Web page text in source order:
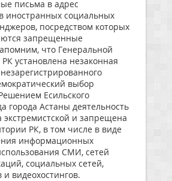
письма в адрес
иностранных социальных
посредством которых
запрещенные
что Генеральной
установлена незаконная
выбор
Есильского
города Астаны деятельность
и запрещена
РК, в том числе в виде
информационных
СМИ, сетей
социальных сетей,
видеохостингов.